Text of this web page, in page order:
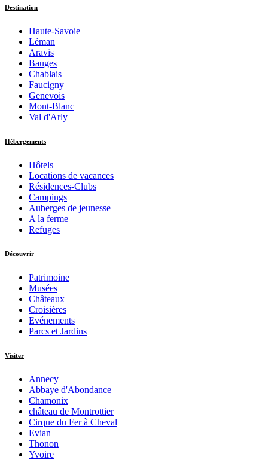
Destination
Haute-Savoie
Léman
Aravis
Bauges
Chablais
Faucigny
Genevois
Mont-Blanc
Val d'Arly
Hébergements
Hôtels
Locations de vacances
Résidences-Clubs
Campings
Auberges de jeunesse
A la ferme
Refuges
Découvrir
Patrimoine
Musées
Châteaux
Croisières
Evénements
Parcs et Jardins
Visiter
Annecy
Abbaye d'Abondance
Chamonix
château de Montrottier
Cirque du Fer à Cheval
Evian
Thonon
Yvoire